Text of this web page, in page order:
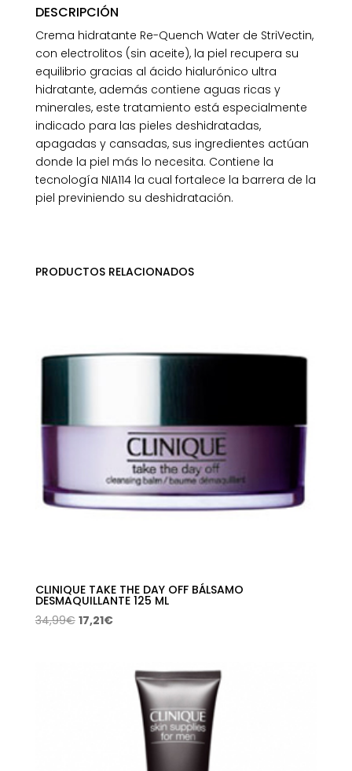
DESCRIPCIÓN
Crema hidratante Re-Quench Water de StriVectin,
con electrolitos (sin aceite), la piel recupera su
equilibrio gracias al ácido hialurónico ultra
hidratante, además contiene aguas ricas y
minerales, este tratamiento está especialmente
indicado para las pieles deshidratadas,
apagadas y cansadas, sus ingredientes actúan
donde la piel más lo necesita. Contiene la
tecnología NIA114 la cual fortalece la barrera de la
piel previniendo su deshidratación.
PRODUCTOS RELACIONADOS
CLINIQUE TAKE THE DAY OFF BÁLSAMO
DESMAQUILLANTE 125 ML
34,99€ El
17,21€El
17,21€.